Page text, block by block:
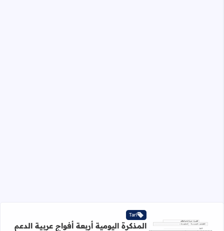
Tarl
المذكرة اليومية أربعة أفواج عربية الدعم